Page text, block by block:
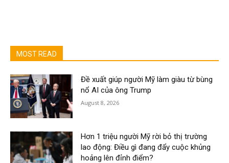
MOST READ
Đề xuất giúp người Mỹ làm giàu từ bùng
nổ AI của ông Trump
August 8, 2026
Hơn 1 triệu người Mỹ rời bỏ thị trường
lao động: Điều gì đang đẩy cuộc khủng
hoảng lên đỉnh điểm?